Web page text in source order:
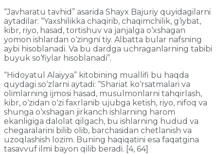
“Javharatu tavhid” asarida Shayx Bajuriy quyidagilarni
aytadilar: “Yaxshilikka chaqirib, chaqimchilik, g‘iybat,
kibr, riyo, hasad, tortishuv va janjalga o‘xshagan
yomon ishlardan o‘zingni tiy. Albatta bular nafsning
aybi hisoblanadi. Va bu dardga uchraganlarning tabibi
buyuk so‘fiylar hisoblanadi”.
“Hidoyatul Alaiyya” kitobining muallifi bu haqda
quydagi so‘zlarni aytadi: “Shariat ko‘rsatmalari va
olimlarning ijmosi hasad, musulmonlarni tahqirlash,
kibr, o‘zidan o‘zi faxrlanib ujubga ketish, riyo, nifoq va
shunga o‘xshagan jirkanch ishlarning harom
ekanligiga dalolat qilgach, bu ishlarning hudud va
chegaralarini bilib olib, barchasidan chetlanish va
uzoqlashish lozim. Buning haqiqatini esa faqatgina
tasavvuf ilmi bayon qilib beradi. [4, 64]